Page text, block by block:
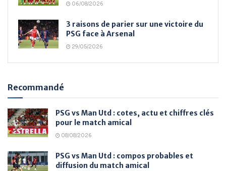
06/08/2026
3 raisons de parier sur une victoire du
PSG face à Arsenal
29/05/2026
Recommandé
PSG vs Man Utd : cotes, actu et chiffres clés
pour le match amical
08/08/2026
PSG vs Man Utd : compos probables et
diffusion du match amical